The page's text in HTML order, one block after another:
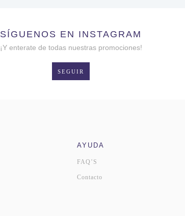
SÍGUENOS EN INSTAGRAM
¡Y enterate de todas nuestras promociones!
SEGUIR
AYUDA
FAQ’S
Contacto